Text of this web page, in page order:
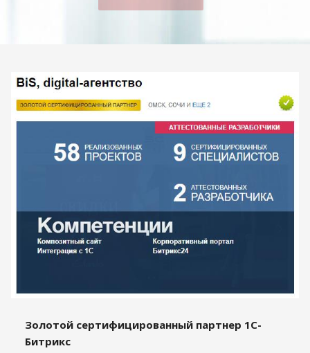
Золотой сертифицированный партнер 1С-
Битрикс